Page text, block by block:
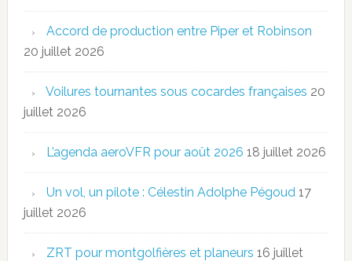
Accord de production entre Piper et Robinson
20 juillet 2026
Voilures tournantes sous cocardes françaises 20
juillet 2026
L’agenda aeroVFR pour août 2026 18 juillet 2026
Un vol, un pilote : Célestin Adolphe Pégoud 17
juillet 2026
ZRT pour montgolfières et planeurs 16 juillet